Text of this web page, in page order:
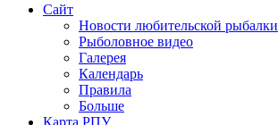
Сайт
Новости любительской рыбалки
Рыболовное видео
Галерея
Календарь
Правила
Больше
Карта РПУ